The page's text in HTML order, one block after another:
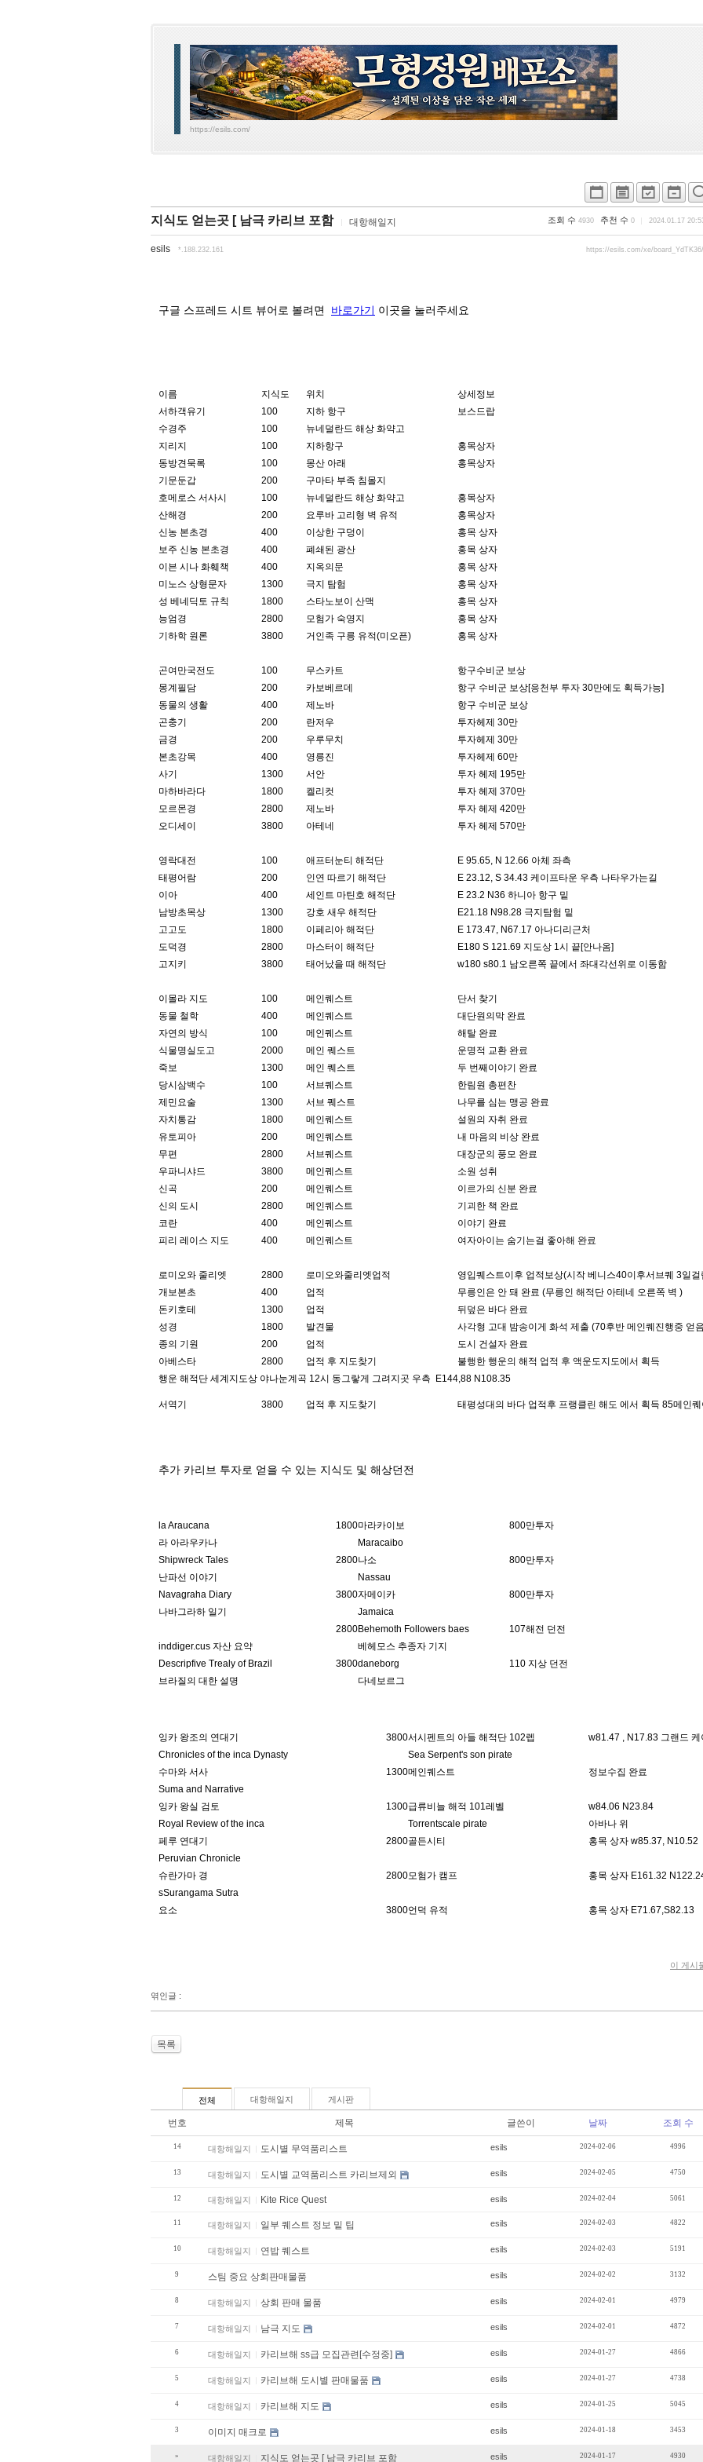
https://esils.com/
지식도 얻는곳 [ 남극 카리브 포함 대항해일지 조회 수 4930 추천 수 0 2024.01.17
esils *.188.232.161 https://esils.com/xe/
구글 스프레드 시트 뷰어로 볼려면 바로가기 이곳을 눌러주세요
이름 지식도 위치
상세정보
서하객유기
100 지하 항구
보스드랍
수경주
100
뉴네덜란드 해상 화약고
지리지
100 지하항구
홍목상자
동방견묵록
100 몽산 아래
홍목상자
기문둔갑
200
구마타 부족 침몰지
호메로스 서사시
100 뉴네덜란드 해상 화약고
홍목상자
산해경
200 요루바 고리형 벽 유적
홍목상자
신농 본초경
400 이상한 구덩이
홍목 상자
보주 신농 본초경
400 폐쇄된 광산
홍목 상자
이븐 시나 화훼책
400 지옥의문
홍목 상자
미노스 상형문자
1300 극지 탐험
홍목 상자
성 베네딕토 규칙
1800 스타노보이 산맥
홍목 상자
능엄경
2800 모험가 숙영지
홍목 상자
기하학 원론
3800 거인족 구릉 유적(미오픈) 홍목 상자
곤여만국전도 100 무스카트
항구수비군 보상
몽계필담
200 카보베르데
항구 수비군 보상[응천부 투자 30만에도 획득가능]
동물의 생활
400 제노바
항구 수비군 보상
곤충기
200 란저우
투자헤제 30만
금경
200 우루무치
투자헤제 30만
본초강목
400 영릉진
투자헤제 60만
사기
1300 서안
투자 헤제 195만
마하바라다
1800 켈리컷
투자 헤제 370만
모르몬경
2800 제노바
투자 헤제 420만
오디세이
3800 아테네 투자 헤제 570만
영락대전 100 애프터눈티 해적단
E 95.65, N 12.66 아체 좌측
태평어람
200 인연 따르기 해적단
E 23.12, S 34.43 케이프타운 우측 나타우가는길
이아
400 세인트 마틴호 해적단
E 23.2 N36 하니아 항구 밑
남방초목상
1300 강호 새우 해적단
E21.18 N98.28 극지탐험 밑
고고도
1800 이페리아 해적단
E 173.47, N67.17 아나디리근처
도덕경
2800 마스터이 해적단
E180 S 121.69 지도상 1시 끝[안나옴]
고지키
3800 태어났을 때 해적단 w180 s80.1 남오른쪽 끝에서 좌대각선위로 이동함
이몰라 지도 100 메인퀘스트
단서 찾기
동물 철학
400 메인퀘스트
대단원의막 완료
자연의 방식
100 메인퀘스트
해탈 완료
식물명실도고
2000 메인 퀘스트
운명적 교환 완료
죽보
1300 메인 퀘스트
두 번째이야기 완료
당시삼백수
100 서브퀘스트
한림원 총편찬
제민요술
1300 서브 퀘스트
나무를 심는 맹공 완료
자치통감
1800 메인퀘스트
설원의 자취 완료
유토피아
200 메인퀘스트
내 마음의 비상 완료
무편
2800 서브퀘스트
대장군의 풍모 완료
우파니샤드
3800 메인퀘스트
소원 성취
신곡
200 메인퀘스트
이르가의 신분 완료
신의 도시
2800 메인퀘스트
기괴한 책 완료
코란
400 메인퀘스트
이야기 완료
피리 레이스 지도
400 메인퀘스트 여자아이는 숨기는걸 좋아해 완료
로미오와 줄리엣 2800 로미오와줄리엣업적
영입퀘스트이후 업적보상(시작 베니스40이후서브퀘 3일걸
개보본초
400 업적
무릉인은 안 돼 완료 (무릉인 해적단 아테네 오른쪽 벽 )
돈키호테
1300 업적
뒤덮은 바다 완료
성경
1800 발견물
사각형 고대 밤송이게 화석 제출 (70후반 메인퀘진행중 얻
종의 기원
200 업적
도시 건설자 완료
아베스타
2800 업적 후 지도찾기
불행한 행운의 해적 업적 후 액운도지도에서 획득
행운 해적단 세계지도상 야나눈계곡 12시 동그랗게 그려지곳 우측 E144,88 N108.35
서역기 3800 업적 후 지도찾기 태평성대의 바다 업적후 프랭클린 해도 에서 획득 85메인
추가 카리브 투자로 얻을 수 있는 지식도 및 해상던전
la Araucana 1800마라카이보
800만투자
라 아라우카나
Maracaibo
Shipwreck Tales
2800나소
800만투자
난파선 이야기
Nassau
Navagraha Diary
3800자메이카
800만투자
나바그라하 일기
Jamaica
2800Behemoth Followers baes
107해전 던전
inddiger.cus 자산 요약
베헤모스 추종자 기지
Descripfive Trealy of Brazil
3800daneborg
110 지상 던전
브라질의 대한 설명
다네보르그
잉카 왕조의 연대기 3800서시펜트의 아들 해적단 102렙
w81.47 , N17.83 그랜드
Chronicles of the inca Dynasty
Sea Serpent's son pirate
수마와 서사
1300메인퀘스트
정보수집 완료
Suma and Narrative
잉카 왕실 검토
1300급류비늘 해적 101레벨
w84.06 N23.84
Royal Review of the inca
Torrentscale pirate
아바나 위
페루 연대기
2800골든시티
홍목 상자 w85.37, N10.52
Peruvian Chronicle
슈란가마 경
2800모험가 캠프
홍목 상자 E161.32
sSurangama Sutra
요소
3800언덕 유적 홍목 상자 E71.67,S82.13
이 게시
엮인글 :
목록
전체 대항해일지 게시판
번호 제목 글쓴이 날짜 조회 수
14 대항해일지 도시별 무역품리스트 esils 2024-02-06 4996
13 대항해일지 도시별 교역품리스트 카리브제외 esils 2024-02-05 4750
12 대항해일지 Kite Rice Quest esils 2024-02-04 5061
11 대항해일지 일부 퀘스트 정보 밑 팁 esils 2024-02-03 4822
10 대항해일지 연밥 퀘스트 esils 2024-02-03 5191
9 스팀 중요 상회판매물품 esils 2024-02-02 3132
8 대항해일지 상회 판매 물품 esils 2024-02-01 4979
7 대항해일지 남극 지도 esils 2024-02-01 4872
6 대항해일지 카리브해 ss급 모집관련[수정중] esils 2024-01-27 4866
5 대항해일지 카리브해 도시별 판매물품 esils 2024-01-27 4738
4 대항해일지 카리브해 지도 esils 2024-01-25 5045
3 이미지 매크로 esils 2024-01-18 3453
» 대항해일지 지식도 얻는곳 [ 남극 카리브 포함 esils 2024-01-17 4930